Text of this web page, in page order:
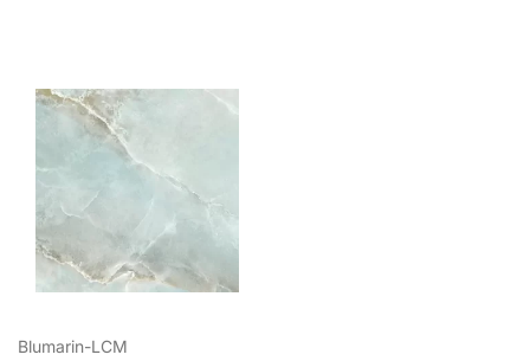
Blumarin-LCM